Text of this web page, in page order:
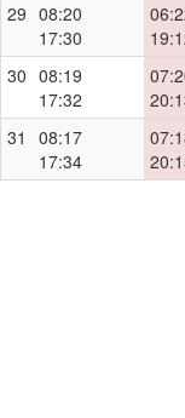
29 08:20
17:30
30 08:19
17:32
31
08:17
17:34